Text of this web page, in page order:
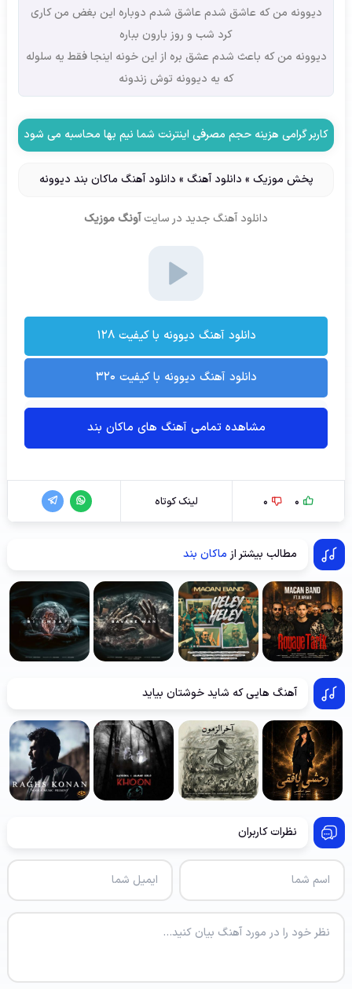
دیوونه من که عاشق شدم عاشق شدم دوباره این بغض من کاری
کرد شب و روز بارون بباره
دیوونه من که باعث شدم عشق بره از این خونه اینجا فقط یه سلوله
که یه دیوونه توش زندونه
کاربر گرامی هزینه حجم مصرفی اینترنت شما نیم بها محاسبه می شود
پخش موزیک » دانلود آهنگ » دانلود آهنگ ماکان بند دیوونه
دانلود آهنگ جدید در سایت آونگ موزیک
دانلود آهنگ دیوونه با کیفیت ۱۲۸
دانلود آهنگ دیوونه با کیفیت ۳۲۰
مشاهده تمامی آهنگ های ماکان بند
0
0 لینک کوتاه
مطالب بیشتر از ماکان بند
آهنگ هایی که شاید خوشتان بیاید
نظرات کاربران